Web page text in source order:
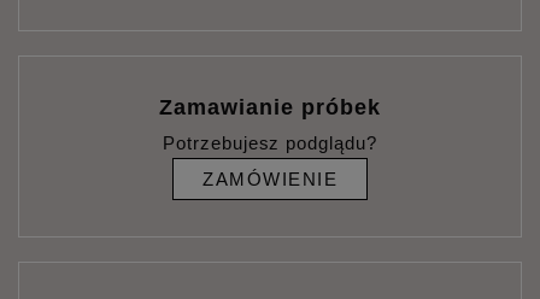
Zamawianie próbek
Potrzebujesz podglądu?
ZAMÓWIENIE